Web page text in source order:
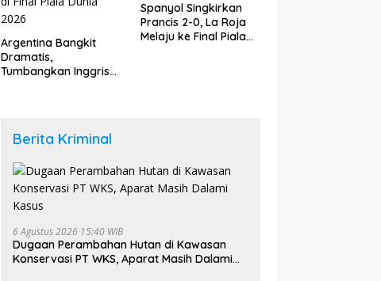
Argentina Bangkit
Dramatis,
Tumbangkan Inggris
Spanyol Singkirkan
Prancis 2-0, La Roja
Melaju ke Final Piala
Berita Kriminal
6 Agustus 2026 15:40 WIB
Dugaan Perambahan Hutan di Kawasan
Konservasi PT WKS, Aparat Masih Dalami